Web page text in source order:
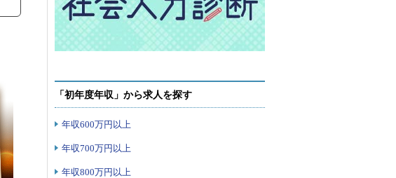
「初年度年収」から求人を探す
年収600万円以上
年収700万円以上
年収800万円以上